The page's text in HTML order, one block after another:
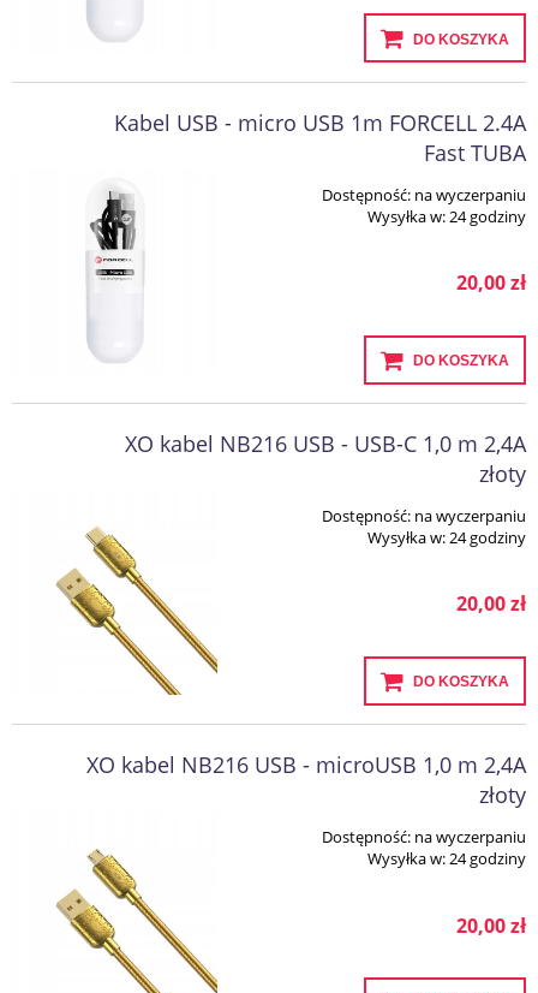
DO KOSZYKA
Kabel USB - micro USB 1m FORCELL 2.4A
Fast TUBA
Dostępność: na wyczerpaniu
Wysyłka w:24 godziny
20,00 zł
DO KOSZYKA
XO kabel NB216 USB - USB-C 1,0 m 2,4A
złoty
Dostępność: na wyczerpaniu
Wysyłka w:24 godziny
20,00 zł
DO KOSZYKA
XO kabel NB216 USB - microUSB 1,0 m 2,4A
złoty
Dostępność: na wyczerpaniu
Wysyłka w:24 godziny
20,00 zł